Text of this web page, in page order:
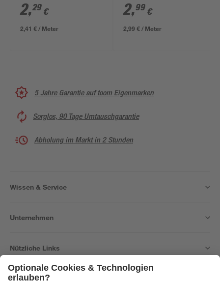
2,29 €
2,41 € / Meter
100 x 1,4 x 1,4 cm
2,99 €
2,99 € / Meter
5 Jahre Garantie auf toom Eigenmarken
Sorglos, 90 Tage Umtauschgarantie
Abholung im Markt in 2 Stunden
Wissen & Service
Unternehmen
Nützliche Links